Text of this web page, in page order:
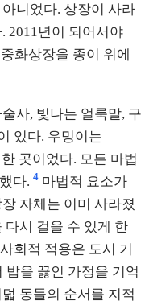
니었다. 상장이 사라
2011년이 되어서야
화상장을 종이 위에
사, 빛나는 얼룩말, 구
있다. 우밍이는
곳이었다. 모든 마법
다. 4 마법적 요소가
자체는 이미 사라졌
다시 걸을 수 있게 한
회적 적용은 도시 기
밥을 끓인 가정을 기억
동들의 순서를 지적